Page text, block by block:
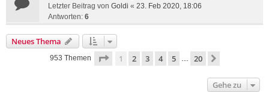
Letzter Beitrag von Goldi « 23. Feb 2020, 18:06
Antworten: 6
Neues Thema
953 Themen Seite 1von 20
1 2 3 4 5 … 20
Gehe zu